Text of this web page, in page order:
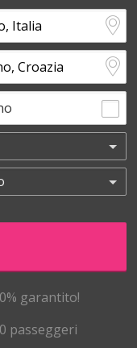
garantito!
passeggeri